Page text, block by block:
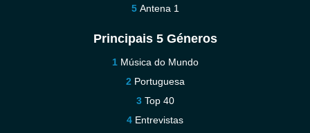
Antena 1
Principais 5 Géneros
Música do Mundo
Portuguesa
Top 40
Entrevistas